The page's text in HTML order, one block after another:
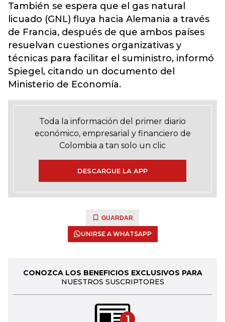
También se espera que el gas natural
licuado (GNL) fluya hacia Alemania a través
de Francia, después de que ambos países
resuelvan cuestiones organizativas y
técnicas para facilitar el suministro, informó
Spiegel, citando un documento del
Ministerio de Economía.
Toda la información del primer diario
económico, empresarial y financiero de
Colombia a tan solo un clic
DESCARGUE LA APP
GUARDAR
UNIRSE A WHATSAPP
CONOZCA LOS BENEFICIOS EXCLUSIVOS PARA
NUESTROS SUSCRIPTORES
1